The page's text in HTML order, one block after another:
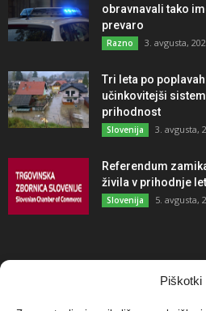
Piškotki
obravnavali tako
prevaro
Razno 3. avgusta,
Tri leta po
učinkovitejši
prihodnost
Slovenija 3. avgusta,
Referendum
živila v prihodnje
Slovenija 5. avgusta,
NAJBOLJ KOMENTIRANO